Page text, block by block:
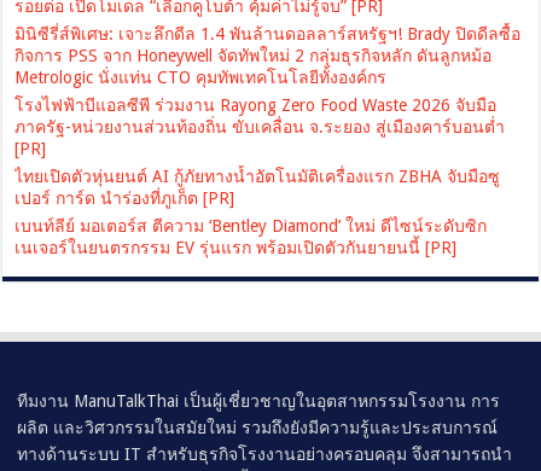
รอยต่อ เปิดโมเดล “เลือกคูโบต้า คุ้มค่าไม่รู้จบ” [PR]
มินิซีรี่ส์พิเศษ: เจาะลึกดีล 1.4 พันล้านดอลลาร์สหรัฐฯ! Brady ปิดดีลซื้อ
กิจการ PSS จาก Honeywell จัดทัพใหม่ 2 กลุ่มธุรกิจหลัก ดันลูกหม้อ
Metrologic นั่งแท่น CTO คุมทัพเทคโนโลยีทั้งองค์กร
โรงไฟฟ้าบีแอลซีพี ร่วมงาน Rayong Zero Food Waste 2026 จับมือ
ภาครัฐ-หน่วยงานส่วนท้องถิ่น ขับเคลื่อน จ.ระยอง สู่เมืองคาร์บอนต่ำ
[PR]
ไทยเปิดตัวหุ่นยนต์ AI กู้ภัยทางน้ำอัตโนมัติเครื่องแรก ZBHA จับมือซู
เปอร์ การ์ด นำร่องที่ภูเก็ต [PR]
เบนท์ลีย์ มอเตอร์ส ตีความ ‘Bentley Diamond’ ใหม่ ดีไซน์ระดับซิก
เนเจอร์ในยนตรกรรม EV รุ่นแรก พร้อมเปิดตัวกันยายนนี้ [PR]
ทีมงาน ManuTalkThai เป็นผู้เชี่ยวชาญในอุตสาหกรรมโรงงาน การ
ผลิต และวิศวกรรมในสมัยใหม่ รวมถึงยังมีความรู้และประสบการณ์
ทางด้านระบบ IT สำหรับธุรกิจโรงงานอย่างครอบคลุม จึงสามารถนำ